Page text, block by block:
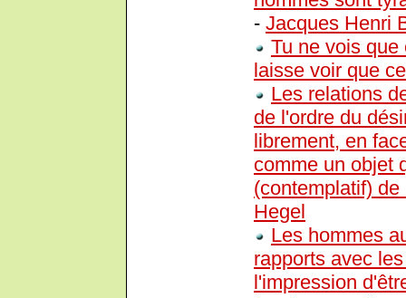
- Jacques Henri
Tu ne vois
laisse voir que
Les relations
de l'ordre du
librement, en
comme un objet
(contemplatif) de
Hegel
Les hommes
rapports avec
l'impression